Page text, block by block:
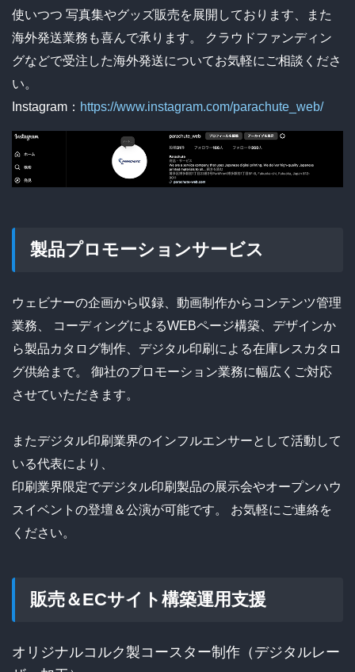
使いつつ 写真集やグッズ販売を展開しております、また
海外発送業務も喜んで承ります。
クラウドファンディン
グなどで受注した海外発送についてお気軽にご相談くださ
い。
Instagram： https://www.instagram.com/parachute_web/
製品プロモーションサービス
ウェビナーの企画から収録、動画制作からコンテンツ管理
業務、
コーディングによるWEBページ構築、デザインか
ら製品カタログ制作、 デジタル印刷による在庫レスカタロ
グ供給まで。
御社のプロモーション業務に幅広くご対応
させていただきます。
またデジタル印刷業界のインフルエンサーとして活動して
いる代表により、
印刷業界限定でデジタル印刷製品の展示会やオープンハウ
スイベントの登壇＆公演が可能です。 お気軽にご連絡を
ください。
販売＆ECサイト構築運用支援
オリジナルコルク製コースター制作（デジタルレー